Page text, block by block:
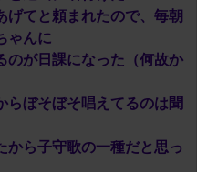
げてと頼まれたので、毎朝
ゃんに
のが日課になった（何故か
らぼそぼそ唱えてるのは聞
から子守歌の一種だと思っ